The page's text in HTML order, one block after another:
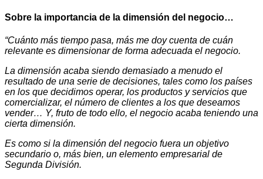
Sobre la importancia de la dimensión del negocio…
“Cuánto más tiempo pasa, más me doy cuenta de cuán
relevante es dimensionar de forma adecuada el negocio.
La dimensión acaba siendo demasiado a menudo el
resultado de una serie de decisiones, tales como los países
en los que decidimos operar, los productos y servicios que
comercializar, el número de clientes a los que deseamos
vender… Y, fruto de todo ello, el negocio acaba teniendo una
cierta dimensión.
Es como si la dimensión del negocio fuera un objetivo
secundario o, más bien, un elemento empresarial de
Segunda División.